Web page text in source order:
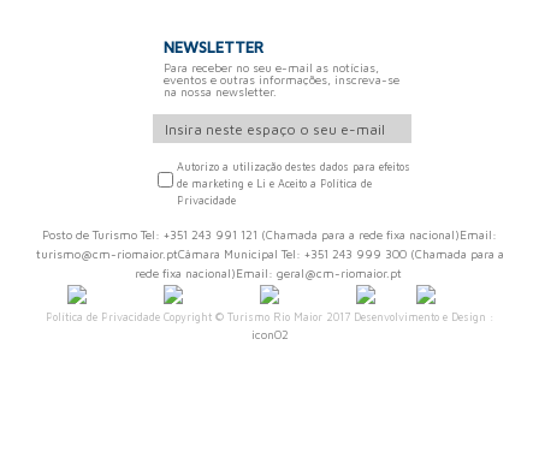
NEWSLETTER
Para receber no seu e-mail as notícias,
eventos e outras informações, inscreva-se
na nossa newsletter.
Autorizo a utilização destes dados para efeitos
de marketing e Li e Aceito a Política de
Privacidade
Posto de Turismo Tel: +351 243 991 121 (Chamada para a rede fixa nacional)Email:
turismo@cm-riomaior.ptCâmara Municipal Tel: +351 243 999 300 (Chamada para a
rede fixa nacional)Email: geral@cm-riomaior.pt
Política de PrivacidadeCopyright © Turismo Rio Maior 2017 Desenvolvimento e Design :
iconO2